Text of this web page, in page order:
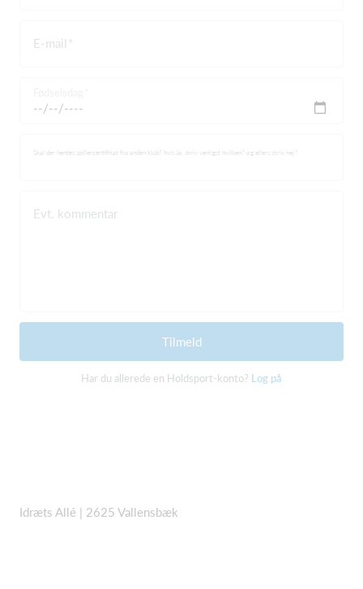
E-mail
Skal der hentes spillercertifikat fra anden klub? hvis Ja, skriv venligst hvilken? og ellers skriv nej
Evt. kommentar
Tilmeld
Har du allerede en Holdsport-konto? Log på
Idræts Allé | 2625 Vallensbæk